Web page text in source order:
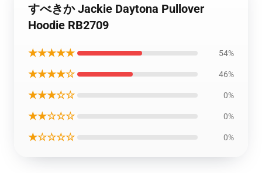
すべきか Jackie Daytona Pullover
Hoodie RB2709
★★★★★ 54%
★★★★☆ 46%
★★★☆☆ 0%
★★☆☆☆ 0%
★☆☆☆☆ 0%